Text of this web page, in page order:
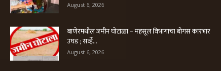
August 6, 2026
बाणेरमधील जमीन घोटाळा – महसूल विभागाचा बोगस कारभार
उघड ; सर्व्हे...
August 6, 2026